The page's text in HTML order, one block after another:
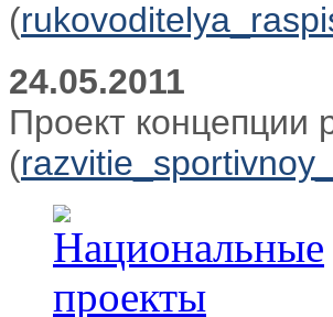
(
24.05.2011
Проект концепции
(